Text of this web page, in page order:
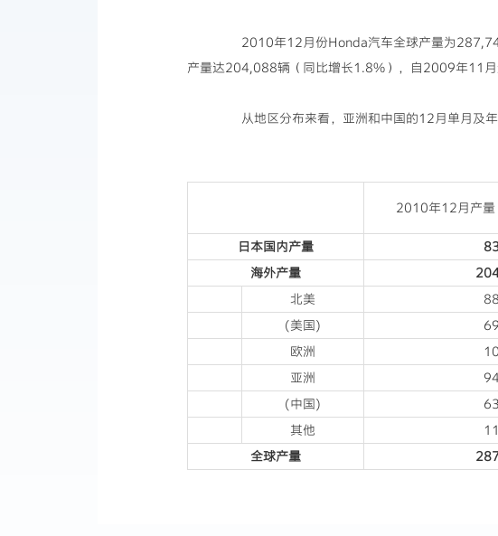
2010年12月份Honda汽车全球产量为287,740
产量达204,088辆（同比增长1.8%），自2009年11月
从地区分布来看，亚洲和中国的12月单月及年
2010年12月产量
日本国内产量
海外产量
北美
(美国)
欧洲
亚洲
(中国)
其他
全球产量